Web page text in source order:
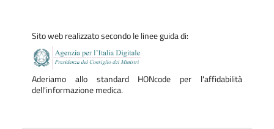
Sito web realizzato secondo le linee guida di:
Aderiamo allo standard HONcode per l'affidabilità
dell'informazione medica.